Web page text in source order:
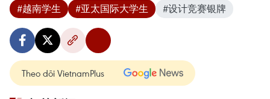
#越南学生 #亚太国际大学生 #设计竞赛银牌
Theo dõi VietnamPlus